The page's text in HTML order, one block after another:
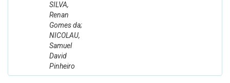
SILVA,
Renan
Gomes da;
NICOLAU,
Samuel
David
Pinheiro